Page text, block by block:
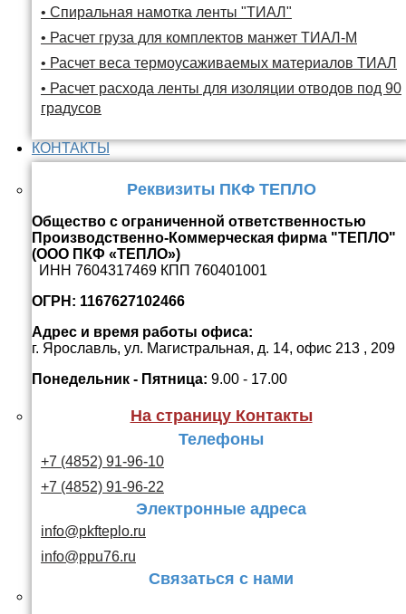
• Спиральная намотка ленты "ТИАЛ"
• Расчет груза для комплектов манжет ТИАЛ-М
• Расчет веса термоусаживаемых материалов ТИАЛ
• Расчет расхода ленты для изоляции отводов под 90
градусов
КОНТАКТЫ
Реквизиты ПКФ ТЕПЛО
Общество с ограниченной ответственностью
Производственно-Коммерческая фирма "ТЕПЛО"
(ООО ПКФ «ТЕПЛО»)
ИНН 7604317469 КПП 760401001
ОГРН: 1167627102466
Адрес и время работы офиса:
г. Ярославль, ул. Магистральная, д. 14, офис 213 , 209
Понедельник - Пятница: 9.00 - 17.00
На страницу Контакты
Телефоны
+7 (4852) 91-96-10
+7 (4852) 91-96-22
Электронные адреса
info@pkfteplo.ru
info@ppu76.ru
Связаться с нами